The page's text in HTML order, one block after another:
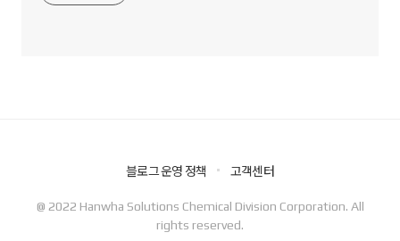
블로그 운영 정책 고객센터
@ 2022 Hanwha Solutions Chemical Division Corporation. All
rights reserved.